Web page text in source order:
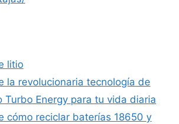
litio
la revolucionaria tecnología de
Turbo Energy para tu vida diaria
cómo reciclar baterías 18650 y